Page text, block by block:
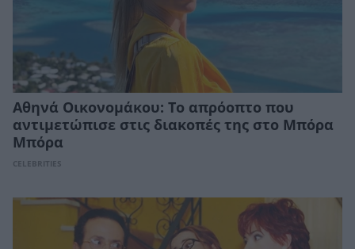
Αθηνά Οικονομάκου: Το απρόοπτο που
αντιμετώπισε στις διακοπές της στο Μπόρα
Μπόρα
CELEBRITIES